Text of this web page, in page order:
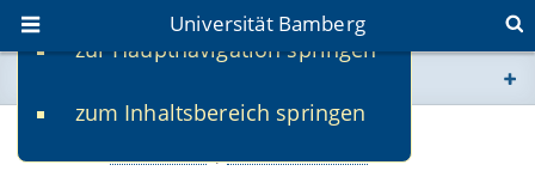
zur Hauptnavigation springen
zum Inhaltsbereich springen
Universität Bamberg
www.uni-bamberg.de
10.12.2025